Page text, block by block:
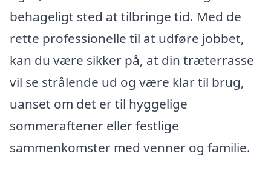
behageligt sted at tilbringe tid. Med de
rette professionelle til at udføre jobbet,
kan du være sikker på, at din træterrasse
vil se strålende ud og være klar til brug,
uanset om det er til hyggelige
sommeraftener eller festlige
sammenkomster med venner og familie.